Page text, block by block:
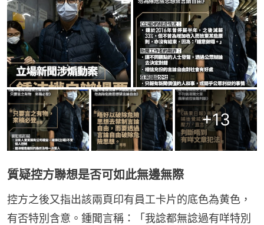
+13
質疑控方聯想是否可如此無邊無際
控方之後又指出該兩頁印有員工卡片的底色為黄色，
有否特別含意。鍾聞言稱：「我諗都無諗過有咩特別